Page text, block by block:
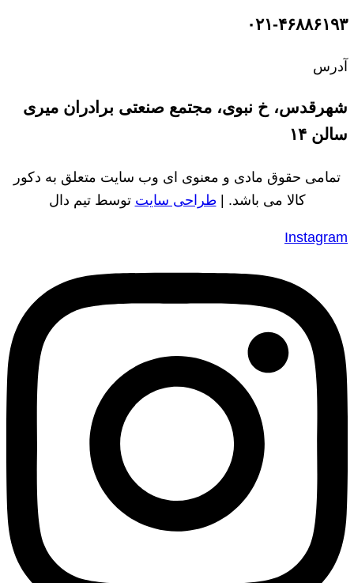
۰۲۱-۴۶۸۸۶۱۹۳
آدرس
شهرقدس، خ نبوی، مجتمع صنعتی برادران میری
سالن ۱۴
تمامی حقوق مادی و معنوی ای وب سایت متعلق به دکور
کالا می باشد. | طراحی سایت توسط تیم دال
Instagram